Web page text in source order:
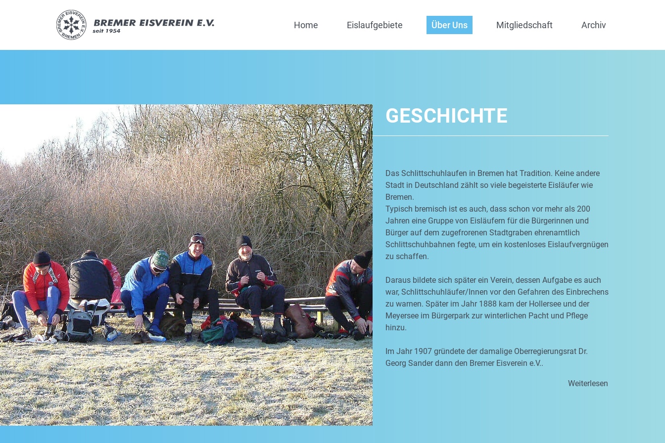
Home Eislaufgebiete Über Uns Mitgliedschaft Archiv
GESCHICHTE
Das Schlittschuhlaufen in Bremen hat Tradition. Keine andere
Stadt in Deutschland zählt so viele begeisterte Eisläufer wie
Bremen.
Typisch bremisch ist es auch, dass schon vor mehr als 200
Jahren eine Gruppe von Eisläufern für die Bürgerinnen und
Bürger auf dem zugefrorenen Stadtgraben ehrenamtlich
Schlittschuhbahnen fegte, um ein kostenloses Eislaufvergnügen
zu schaffen.
Daraus bildete sich später ein Verein, dessen Aufgabe es auch
war, Schlittschuhläufer/Innen vor den Gefahren des Einbrechens
zu warnen. Später im Jahr 1888 kam der Hollersee und der
Meyersee im Bürgerpark zur winterlichen Pacht und Pflege
hinzu.
Im Jahr 1907 gründete der damalige Oberregierungsrat Dr.
Georg Sander dann den Bremer Eisverein e.V..
Weiterlesen